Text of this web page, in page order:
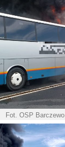
Fot. OSP Barczewo